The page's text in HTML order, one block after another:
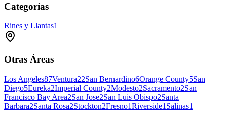
Categorías
Rines y Llantas1
Otras Áreas
Los Angeles87Ventura22San Bernardino6Orange County5San
Diego5Eureka2Imperial County2Modesto2Sacramento2San
Francisco Bay Area2San Jose2San Luis Obispo2Santa
Barbara2Santa Rosa2Stockton2Fresno1Riverside1 Salinas1